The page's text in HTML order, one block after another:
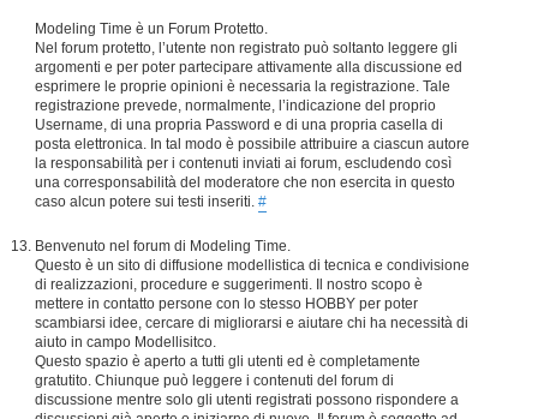
Modeling Time è un Forum Protetto.
Nel forum protetto, l’utente non registrato può soltanto leggere gli
argomenti e per poter partecipare attivamente alla discussione ed
esprimere le proprie opinioni è necessaria la registrazione. Tale
registrazione prevede, normalmente, l’indicazione del proprio
Username, di una propria Password e di una propria casella di
posta elettronica. In tal modo è possibile attribuire a ciascun autore
la responsabilità per i contenuti inviati ai forum, escludendo così
una corresponsabilità del moderatore che non esercita in questo
caso alcun potere sui testi inseriti. #
Benvenuto nel forum di Modeling Time.
Questo è un sito di diffusione modellistica di tecnica e condivisione
di realizzazioni, procedure e suggerimenti. Il nostro scopo è
mettere in contatto persone con lo stesso HOBBY per poter
scambiarsi idee, cercare di migliorarsi e aiutare chi ha necessità di
aiuto in campo Modellisitco.
Questo spazio è aperto a tutti gli utenti ed è completamente
gratutito. Chiunque può leggere i contenuti del forum di
discussione mentre solo gli utenti registrati possono rispondere a